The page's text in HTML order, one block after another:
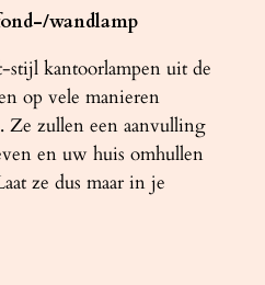
wandlamp
stijl kantoorlampen uit de
op vele manieren
Ze zullen een aanvulling
en uw huis omhullen
ze dus maar in je